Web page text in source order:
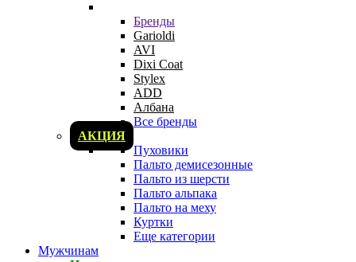
Бренды
Garioldi
AVI
Dixi Coat
Stylex
ADD
Албана
Все бренды
АКЦИЯ
Пуховики
Пальто демисезонные
Пальто из шерсти
Пальто альпака
Пальто на меху
Куртки
Еще категории
Мужчинам